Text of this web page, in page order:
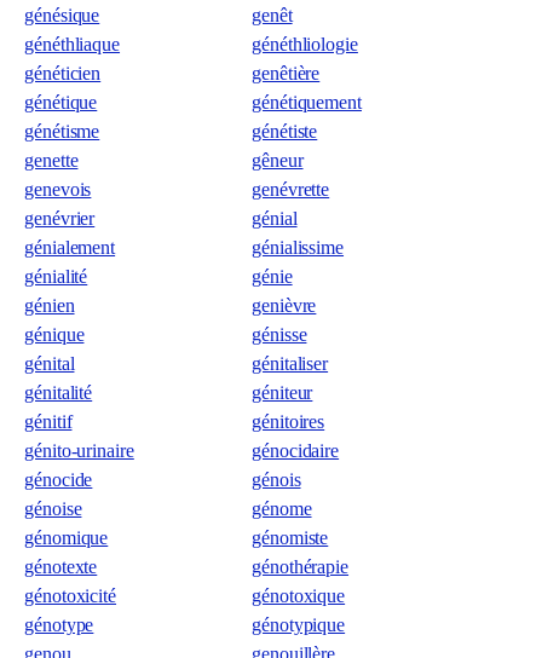
génésique
genêt
généthliaque
généthliologie
généticien
genêtière
génétique
génétiquement
génétisme
génétiste
genette
gêneur
genevois
genévrette
genévrier
génial
génialement
génialissime
génialité
génie
génien
genièvre
génique
génisse
génital
génitaliser
génitalité
géniteur
génitif
génitoires
génito-urinaire
génocidaire
génocide
génois
génoise
génome
génomique
génomiste
génotexte
génothérapie
génotoxicité
génotoxique
génotype
génotypique
genou
genouillère